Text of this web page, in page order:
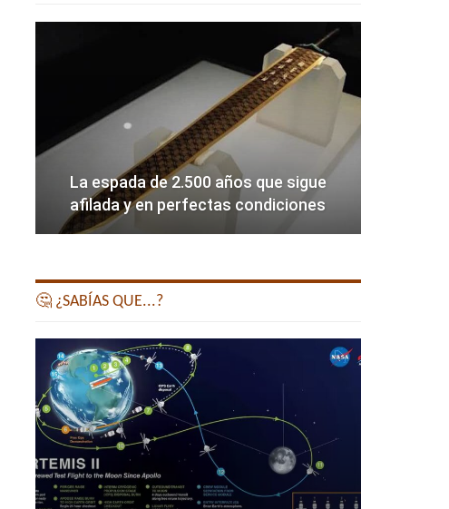
La espada de 2.500 años que sigue
afilada y en perfectas condiciones
🤔 ¿SABÍAS QUE...?